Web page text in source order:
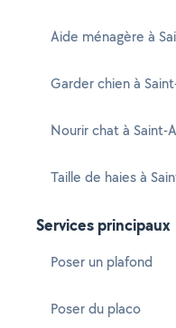
Aide ménagère à
Garder chien à
Nourir chat à Saint-
Taille de haies à
Services principaux
Poser un plafond
Poser du placo